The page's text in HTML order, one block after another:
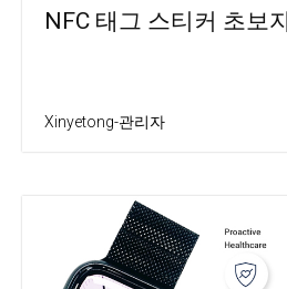
NFC 태그 스티커 초보
Xinyetong-관리자